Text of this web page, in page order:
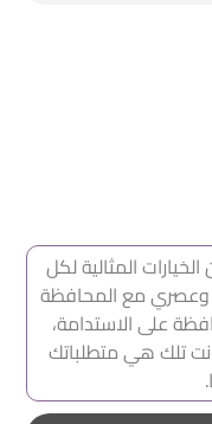
المثالية لكل
مع المحافظة
على الاستدامة،
تلك هي متطلباتك